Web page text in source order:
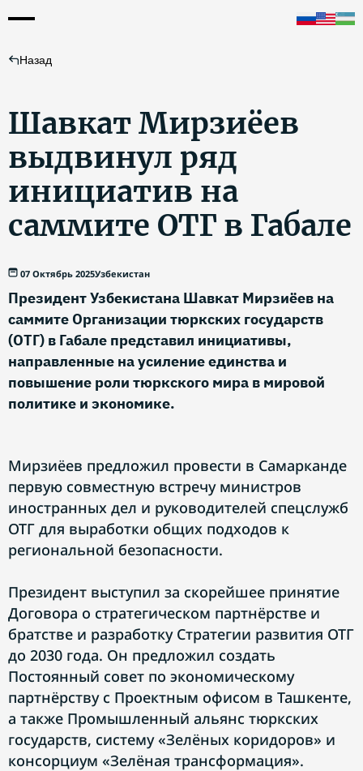
Назад
Шавкат Мирзиёев
выдвинул ряд
инициатив на
саммите ОТГ в Габале
07 Октябрь 2025Узбекистан
Президент Узбекистана Шавкат Мирзиёев на
саммите Организации тюркских государств
(ОТГ) в Габале представил инициативы,
направленные на усиление единства и
повышение роли тюркского мира в мировой
политике и экономике.
Мирзиёев предложил провести в Самарканде
первую совместную встречу министров
иностранных дел и руководителей спецслужб
ОТГ для выработки общих подходов к
региональной безопасности.
Президент выступил за скорейшее принятие
Договора о стратегическом партнёрстве и
братстве и разработку Стратегии развития ОТГ
до 2030 года. Он предложил создать
Постоянный совет по экономическому
партнёрству с Проектным офисом в Ташкенте,
а также Промышленный альянс тюркских
государств, систему «Зелёных коридоров» и
консорциум «Зелёная трансформация».